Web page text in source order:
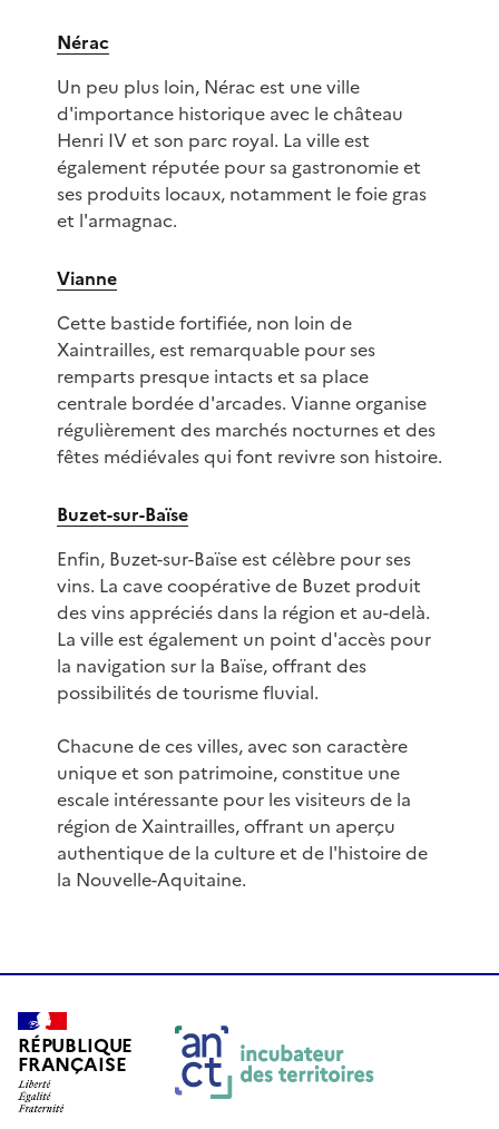
Nérac
Un peu plus loin, Nérac est une ville
d'importance historique avec le château
Henri IV et son parc royal. La ville est
également réputée pour sa gastronomie et
ses produits locaux, notamment le foie gras
et l'armagnac.
Vianne
Cette bastide fortifiée, non loin de
Xaintrailles, est remarquable pour ses
remparts presque intacts et sa place
centrale bordée d'arcades. Vianne organise
régulièrement des marchés nocturnes et des
fêtes médiévales qui font revivre son histoire.
Buzet-sur-Baïse
Enfin, Buzet-sur-Baïse est célèbre pour ses
vins. La cave coopérative de Buzet produit
des vins appréciés dans la région et au-delà.
La ville est également un point d'accès pour
la navigation sur la Baïse, offrant des
possibilités de tourisme fluvial.
Chacune de ces villes, avec son caractère
unique et son patrimoine, constitue une
escale intéressante pour les visiteurs de la
région de Xaintrailles, offrant un aperçu
authentique de la culture et de l'histoire de
la Nouvelle-Aquitaine.
RÉPUBLIQUE
FRANÇAISE